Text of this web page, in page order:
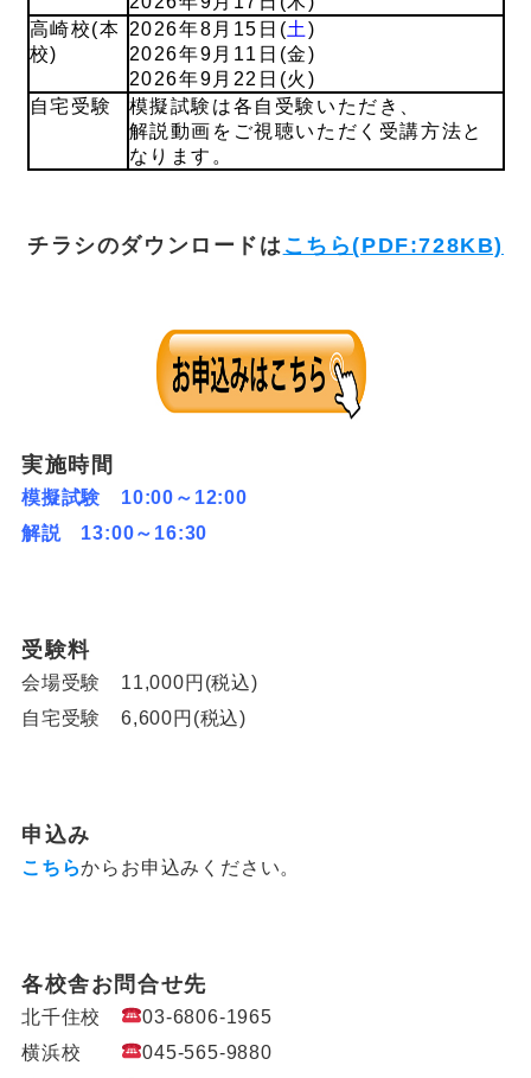
高崎校(本
校)
2026年8月15日(土 )
2026年9月11日(金)
2026年9月22日(火)
自宅受験
模擬試験は各自受験いただき、
解説動画をご視聴いただく受講方法と
なります。
チラシのダウンロードは こちら(PDF:728KB)
実施時間
模擬試験 10:00～12:00
解説 13:00～16:30
受験料
会場受験 11,000円(税込)
自宅受験 6,600円(税込)
申込み
こちらからお申込みください。
各校舎お問合せ先
北千住校
03-6806-1965
横浜校
045-565-9880